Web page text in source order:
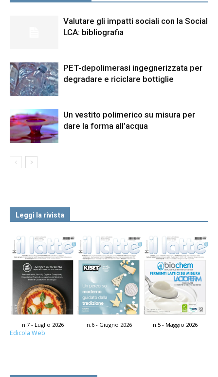
Valutare gli impatti sociali con la Social
LCA: bibliografia
PET-depolimerasi ingegnerizzata per
degradare e riciclare bottiglie
Un vestito polimerico su misura per
dare la forma all’acqua
Leggi la rivista
n.7 - Luglio 2026 n.6 - Giugno 2026 n.5 - Maggio 2026
Edicola Web